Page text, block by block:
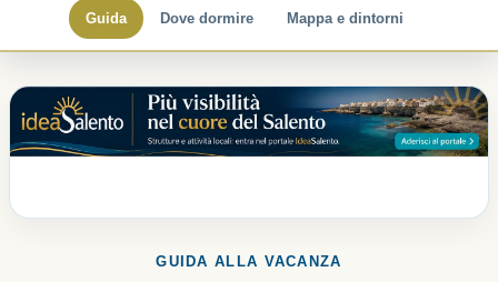
Guida Dove dormire Mappa e dintorni
GUIDA ALLA VACANZA